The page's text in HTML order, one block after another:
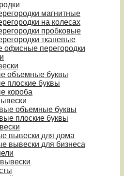
магнитные
на колесах
пробковые
тканевые
перегородки
объемные буквы
плоские буквы
короба
объемные буквы
плоские буквы
вывески для дома
вывески для бизнеса